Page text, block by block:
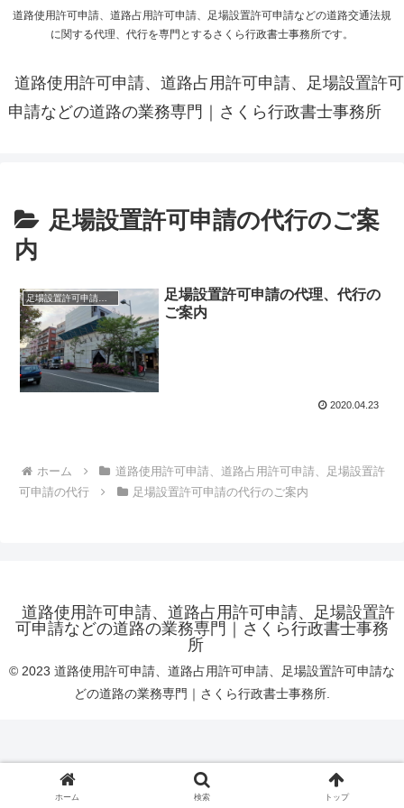
道路使用許可申請、道路占用許可申請、足場設置許可申請などの道路交通法規
に関する代理、代行を専門とするさくら行政書士事務所です。
道路使用許可申請、道路占用許可申請、足場設置許可
申請などの道路の業務専門｜さくら行政書士事務所
足場設置許可申請の代行のご案
内
足場設置許可申請の代行のご案内
足場設置許可申請の代理、代行の
ご案内
2020.04.23
ホーム
道路使用許可申請、道路占用許可申請、足場設置許
可申請の代行
足場設置許可申請の代行のご案内
道路使用許可申請、道路占用許可申請、足場設置許
可申請などの道路の業務専門｜さくら行政書士事務
所
© 2023 道路使用許可申請、道路占用許可申請、足場設置許可申請な
どの道路の業務専門｜さくら行政書士事務所.
ホーム 検索 トップ